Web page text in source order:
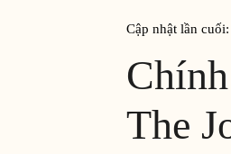
Cập nhật lần
The